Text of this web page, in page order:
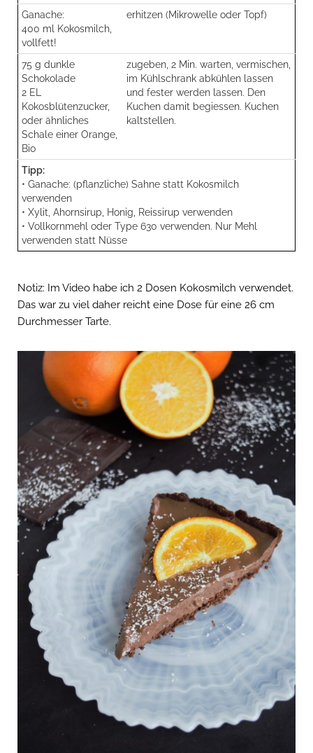
Ganache:
400 ml Kokosmilch,
vollfett!
erhitzen (Mikrowelle oder Topf)
75 g dunkle
Schokolade
2 EL
Kokosblütenzucker,
oder ähnliches
Schale einer Orange,
Bio
zugeben, 2 Min. warten, vermischen,
im Kühlschrank abkühlen lassen
und fester werden lassen. Den
Kuchen damit begiessen. Kuchen
kaltstellen.
Tipp:
• Ganache: (pflanzliche) Sahne statt Kokosmilch
verwenden
• Xylit, Ahornsirup, Honig, Reissirup verwenden
• Vollkornmehl oder Type 630 verwenden. Nur Mehl
verwenden statt Nüsse
Notiz: Im Video habe ich 2 Dosen Kokosmilch verwendet.
Das war zu viel daher reicht eine Dose für eine 26 cm
Durchmesser Tarte.